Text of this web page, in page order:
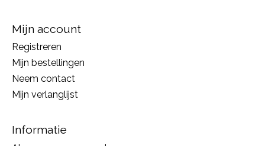
Mijn account
Registreren
Mijn bestellingen
Neem contact
Mijn verlanglijst
Informatie